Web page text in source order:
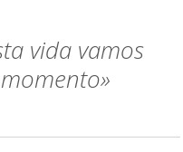
vida vamos